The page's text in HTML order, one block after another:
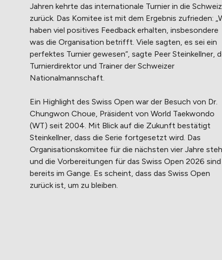
Jahren kehrte das internationale Turnier in die Schweiz
zurück. Das Komitee ist mit dem Ergebnis zufrieden:
haben viel positives Feedback erhalten, insbesondere
was die Organisation betrifft. Viele sagten, es sei ein
perfektes Turnier gewesen“, sagte Peer Steinkellner,
Turnierdirektor und Trainer der Schweizer
Nationalmannschaft.
Ein Highlight des Swiss Open war der Besuch von Dr.
Chungwon Choue, Präsident von World Taekwondo
(WT) seit 2004. Mit Blick auf die Zukunft bestätigt
Steinkellner, dass die Serie fortgesetzt wird. Das
Organisationskomitee für die nächsten vier Jahre
und die Vorbereitungen für das Swiss Open 2026 sind
bereits im Gange. Es scheint, dass das Swiss Open
zurück ist, um zu bleiben.